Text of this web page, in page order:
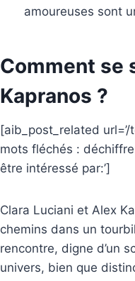
amoureuses sont
Comment se
Kapranos ?
[aib_post_related
mots fléchés :
être intéressé par:’]
Clara Luciani et Alex
chemins dans un
rencontre, digne d’un
univers, bien que